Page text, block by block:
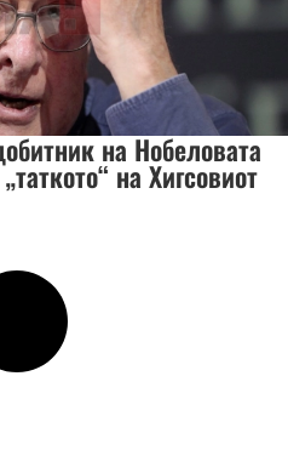
на Нобеловата
на Хигсовиот